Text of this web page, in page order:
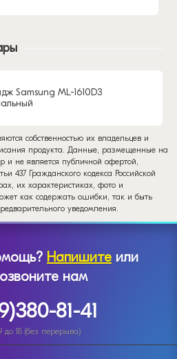
Samsung ML-1610D3
собственностью их владельцев и
продукта. Данные, размещенные на
и не является публичной офертой,
437 Гражданского кодекса Российской
их характеристиках, фото и
как содержать ошибки, так и быть
уведомления.
Напишите или
нам
81-41
до 18 (без перерыва)